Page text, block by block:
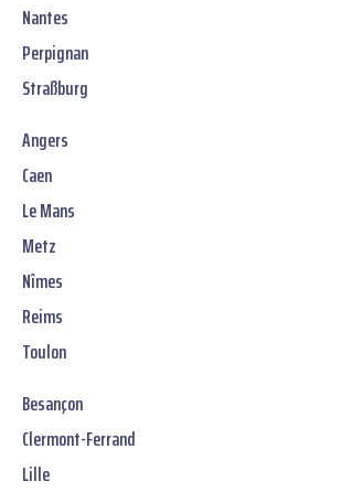
Nantes
Perpignan
Straßburg
Angers
Caen
Le Mans
Metz
Nîmes
Reims
Toulon
Besançon
Clermont-Ferrand
Lille